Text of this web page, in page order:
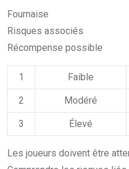
Fournaise
Risques associés
Récompense possible
1 Faible
2 Modéré
3 Élevé
Les joueurs doivent être